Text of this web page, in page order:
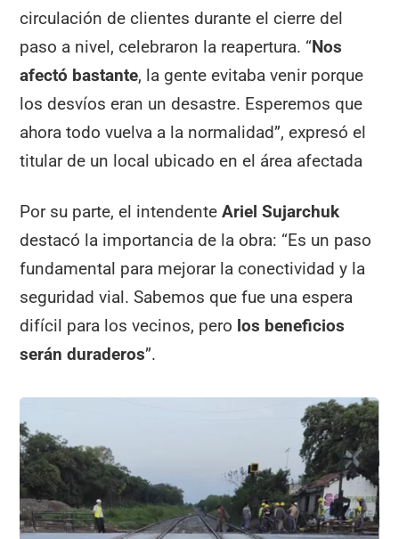
circulación de clientes durante el cierre del
paso a nivel, celebraron la reapertura. “Nos
afectó bastante, la gente evitaba venir porque
los desvíos eran un desastre. Esperemos que
ahora todo vuelva a la normalidad”, expresó el
titular de un local ubicado en el área afectada
Por su parte, el intendenteAriel Sujarchuk
destacó la importancia de la obra: “Es un paso
fundamental para mejorar la conectividad y la
seguridad vial. Sabemos que fue una espera
difícil para los vecinos, pero los beneficios
serán duraderos”.